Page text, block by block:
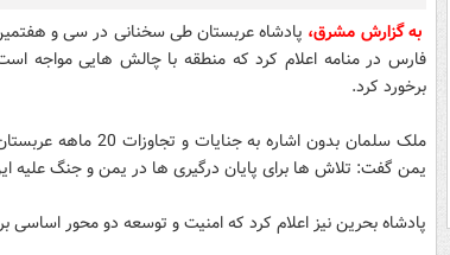
به گزارش مشرق، پادشاه عربستان طی سخنانی در سی و
فارس در منامه اعلام کرد که منطقه با چالش هایی مواجه
برخورد کرد.
ملک سلمان بدون اشاره
یمن گفت: تلاش ها برای پایان درگیری ها در یمن و جنگ علیه
پادشاه بحرین نیز اعلام کرد که امنیت و توسعه دو محور اساسی